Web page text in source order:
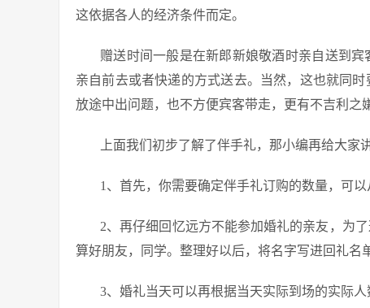
这依据各人的经济条件而定。
赠送时间一般是在新郎新娘敬酒时亲自送到
亲自前去或者快递的方式送去。当然，这也就同
放途中出问题，也不方便宾客带走，更有不吉利之
上面我们初步了解了伴手礼，那小编再给大家
1、首先，你需要确定伴手礼订购的数量，可
2、再仔细回忆远方不能参加婚礼的亲友，为
算好朋友，同学。整理好以后，将名字写进回礼名
3、婚礼当天可以再根据当天实际到场的实际人